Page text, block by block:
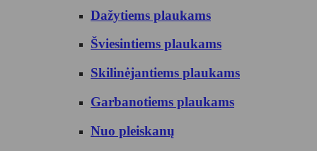
Dažytiems plaukams
Šviesintiems plaukams
Skilinėjantiems plaukams
Garbanotiems plaukams
Nuo pleiskanų